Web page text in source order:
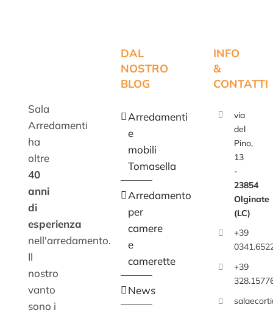
Sala
Arredamenti
ha
oltre
40
anni
di
esperienza
nell'arredamento.
Il
nostro
vanto
sono i
DAL
NOSTRO
BLOG
Arredamenti
e
mobili
Tomasella
Arredamento
per
camere
e
camerette
News
INFO
&
CONTATTI
via
del
Pino,
13
-
23854
Olginate
(LC)
+39
+39